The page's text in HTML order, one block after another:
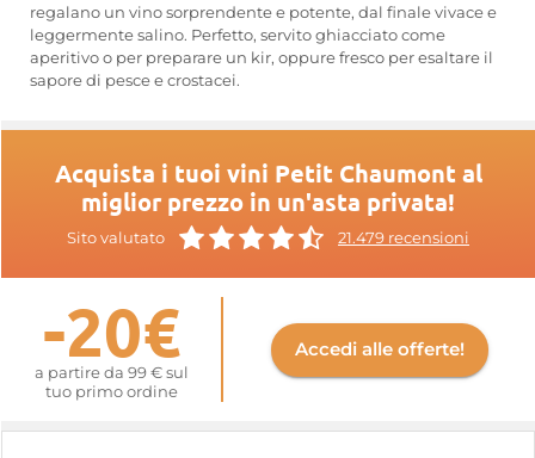
regalano un vino sorprendente e potente, dal finale vivace e
leggermente salino. Perfetto, servito ghiacciato come
aperitivo o per preparare un kir, oppure fresco per esaltare il
sapore di pesce e crostacei.
Acquista i tuoi vini Petit Chaumont al
miglior prezzo in un'asta privata!
Sito valutato 21.479 recensioni
-20€
a partire da 99 € sul
tuo primo ordine
Accedi alle offerte!